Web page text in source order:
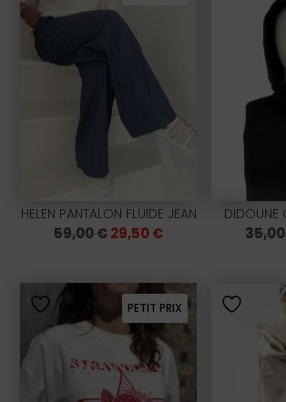
HELEN PANTALON FLUIDE JEAN
59,00€Le
prix
59,00 €.
29,50€Le
29,50 €.
DIDOUNE
PETIT PRIX